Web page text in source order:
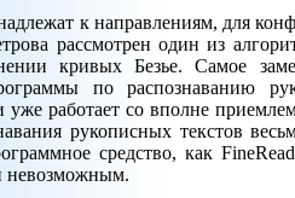
к направлениям, для
рассмотрен один из
кривых Безье. Самое
по распознаванию
уже работает со вполне
рукописных текстов
средство, как
невозможным.